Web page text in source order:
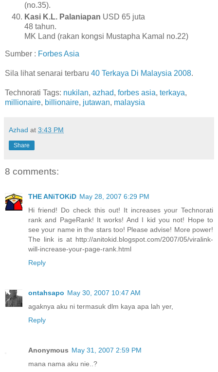
(no.35).
Kasi K.L. Palaniapan USD 65 juta
48 tahun.
MK Land (rakan kongsi Mustapha Kamal no.22)
Sumber : Forbes Asia
Sila lihat senarai terbaru 40 Terkaya Di Malaysia 2008.
Technorati Tags: nukilan, azhad, forbes asia, terkaya,
millionaire, billionaire, jutawan, malaysia
Azhad at 3:43 PM
Share
8 comments:
THE ANiTOKiD May 28, 2007 6:29 PM
Hi friend! Do check this out! It increases your Technorati
rank and PageRank! It works! And I kid you not! Hope to
see your name in the stars too! Please advise! More power!
The link is at http://anitokid.blogspot.com/2007/05/viralink-
will-increase-your-page-rank.html
Reply
ontahsapo May 30, 2007 10:47 AM
agaknya aku ni termasuk dlm kaya apa lah yer,
Reply
Anonymous May 31, 2007 2:59 PM
mana nama aku nie..?